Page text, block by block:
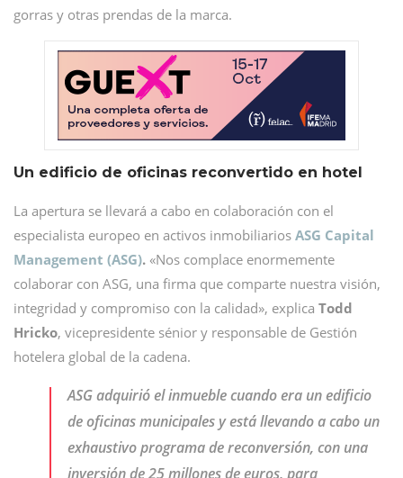
gorras y otras prendas de la marca.
Un edificio de oficinas reconvertido en hotel
La apertura se llevará a cabo en colaboración con el
especialista europeo en activos inmobiliarios ASG Capital
Management (ASG). «Nos complace enormemente
colaborar con ASG, una firma que comparte nuestra visión,
integridad y compromiso con la calidad», explica Todd
Hricko, vicepresidente sénior y responsable de Gestión
hotelera global de la cadena.
ASG adquirió el inmueble cuando era un edificio
de oficinas municipales y está llevando a cabo un
exhaustivo programa de reconversión, con una
inversión de 25 millones de euros, para